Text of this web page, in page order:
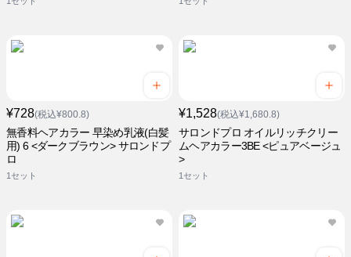
¥728(税込¥800.8)
無香料ヘアカラー 早染め乳液(白髪
用) 6 <ダークブラウン> サロンドプ
ロ
1セット
¥1,528(税込¥1,680.8)
サロンドプロ オイルリッチクリー
ムヘアカラー3BE <ピュアベージュ
>
1セット